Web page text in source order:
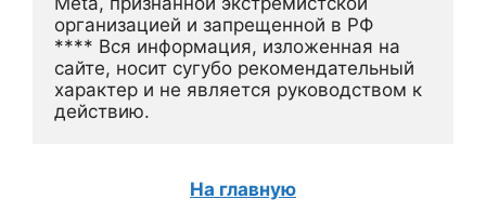
организацией и запрещенной в РФ
**** Вся информация, изложенная на
сайте, носит сугубо рекомендательный
характер и не является руководством к
действию.
На главную